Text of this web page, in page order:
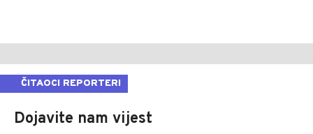
ČITAOCI REPORTERI
Dojavite nam vijest